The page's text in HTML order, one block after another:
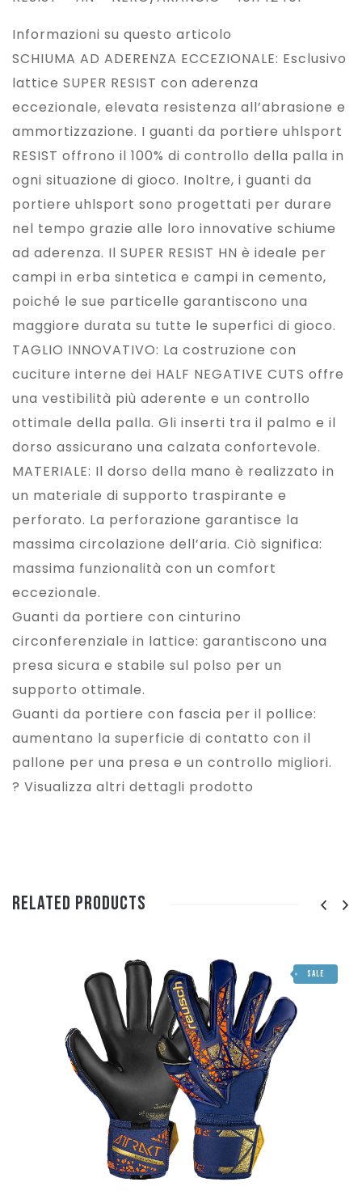
Informazioni su questo articolo
SCHIUMA AD ADERENZA ECCEZIONALE: Esclusivo
lattice SUPER RESIST con aderenza
eccezionale, elevata resistenza all’abrasione e
ammortizzazione. I guanti da portiere uhlsport
RESIST offrono il 100% di controllo della palla in
ogni situazione di gioco. Inoltre, i guanti da
portiere uhlsport sono progettati per durare
nel tempo grazie alle loro innovative schiume
ad aderenza. Il SUPER RESIST HN è ideale per
campi in erba sintetica e campi in cemento,
poiché le sue particelle garantiscono una
maggiore durata su tutte le superfici di gioco.
TAGLIO INNOVATIVO: La costruzione con
cuciture interne dei HALF NEGATIVE CUTS offre
una vestibilità più aderente e un controllo
ottimale della palla. Gli inserti tra il palmo e il
dorso assicurano una calzata confortevole.
MATERIALE: Il dorso della mano è realizzato in
un materiale di supporto traspirante e
perforato. La perforazione garantisce la
massima circolazione dell’aria. Ciò significa:
massima funzionalità con un comfort
eccezionale.
Guanti da portiere con cinturino
circonferenziale in lattice: garantiscono una
presa sicura e stabile sul polso per un
supporto ottimale.
Guanti da portiere con fascia per il pollice:
aumentano la superficie di contatto con il
pallone per una presa e un controllo migliori.
? Visualizza altri dettagli prodotto
Related Products
SALE